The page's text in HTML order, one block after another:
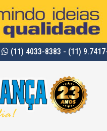
(11) 4033-8383 - (11)